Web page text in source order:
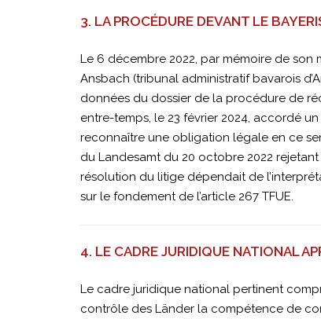
C-
205/25
|
Bayerisches
Landesamt
3. LA PROCÉDURE DEVANT LE
Le 6 décembre 2022, par mémoire de
Ansbach (tribunal administratif bavarois
données du dossier de la procédure de
entre-temps, le 23 février 2024, accordé
reconnaître une obligation légale en ce
du Landesamt du 20 octobre 2022
résolution du litige dépendait de
sur le fondement de l’article 267 TFUE.
4. LE CADRE JURIDIQUE NATIONAL
Le cadre juridique national pertinent
contrôle des Länder la compétence de